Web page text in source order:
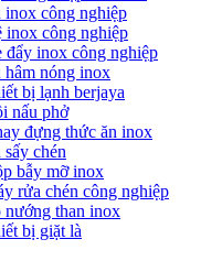
inox công nghiệp
inox công nghiệp
đẩy inox công nghiệp
hâm nóng inox
bị lạnh berjaya
nấu phở
đựng thức ăn inox
sấy chén
bẫy mỡ inox
rửa chén công nghiệp
nướng than inox
bị giặt là